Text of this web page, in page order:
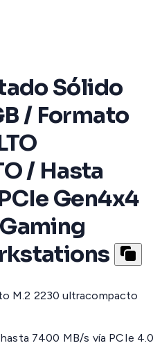
Sólido
/ Formato
/ Hasta
Gen4x4
M.2 2230 ultracompacto
7400 MB/s vía PCIe 4.0